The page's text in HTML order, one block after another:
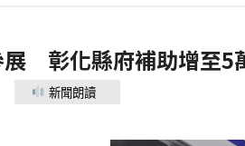
展 彰化縣府補助增至5
新聞朗讀